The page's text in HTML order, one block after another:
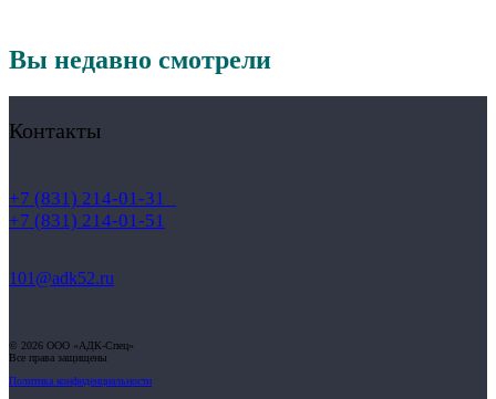
Вы недавно смотрели
Контакты
+7 (831) 214-01-31
+7 (831) 214-01-51
101@adk52.ru
© 2026 ООО «АДК-Спец»
Все права защищены
Политика конфиденциальности